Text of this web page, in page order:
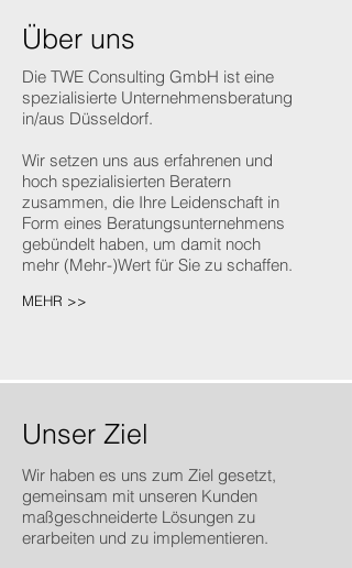
Über uns
Die TWE Consulting GmbH ist eine
spezialisierte Unternehmensberatung
in/aus Düsseldorf.
Wir setzen uns aus erfahrenen und
hoch spezialisierten Beratern
zusammen, die Ihre Leidenschaft in
Form eines Beratungsunternehmens
gebündelt haben, um damit noch
mehr (Mehr-)Wert für Sie zu schaffen.
MEHR >>
Unser Ziel
Wir haben es uns zum Ziel gesetzt,
gemeinsam mit unseren Kunden
maßgeschneiderte Lösungen zu
erarbeiten und zu implementieren.